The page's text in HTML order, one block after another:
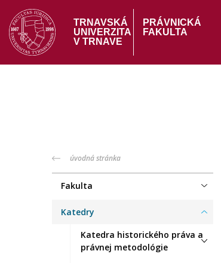
Skočiť
na
hlavný
obsah
TRNAVSKÁ
UNIVERZITA
V TRNAVE
PRÁVNICKÁ
FAKULTA
PF
menu
úvodná stránka
Fakulta
Katedry
Katedra historického práva a
právnej metodológie